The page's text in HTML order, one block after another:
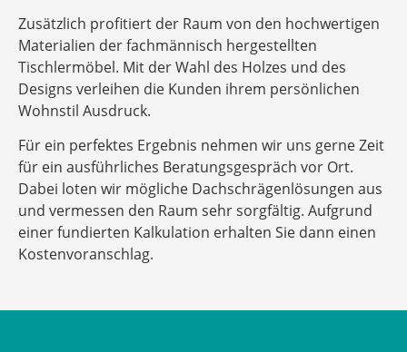
Zusätzlich profitiert der Raum von den hochwertigen
Materialien der fachmännisch hergestellten
Tischlermöbel. Mit der Wahl des Holzes und des
Designs verleihen die Kunden ihrem persönlichen
Wohnstil Ausdruck.
Für ein perfektes Ergebnis nehmen wir uns gerne Zeit
für ein ausführliches Beratungsgespräch vor Ort.
Dabei loten wir mögliche Dachschrägenlösungen aus
und vermessen den Raum sehr sorgfältig. Aufgrund
einer fundierten Kalkulation erhalten Sie dann einen
Kostenvoranschlag.